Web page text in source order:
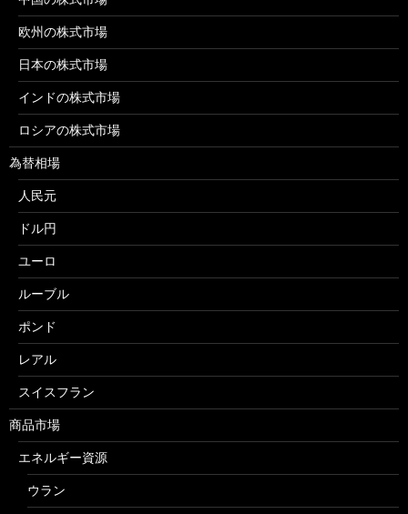
欧州の株式市場
日本の株式市場
インドの株式市場
ロシアの株式市場
為替相場
人民元
ドル円
ユーロ
ルーブル
ポンド
レアル
スイスフラン
商品市場
エネルギー資源
ウラン